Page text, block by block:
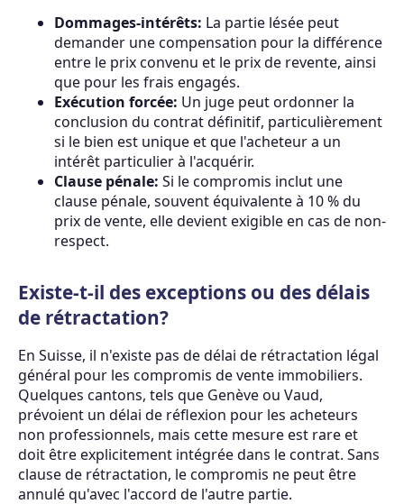
Dommages-intérêts: La partie lésée peut
demander une compensation pour la différence
entre le prix convenu et le prix de revente, ainsi
que pour les frais engagés.
Exécution forcée: Un juge peut ordonner la
conclusion du contrat définitif, particulièrement
si le bien est unique et que l'acheteur a un
intérêt particulier à l'acquérir.
Clause pénale: Si le compromis inclut une
clause pénale, souvent équivalente à 10 % du
prix de vente, elle devient exigible en cas de non-
respect.
Existe-t-il des exceptions ou des délais
de rétractation?
En Suisse, il n'existe pas de délai de rétractation légal
général pour les compromis de vente immobiliers.
Quelques cantons, tels que Genève ou Vaud,
prévoient un délai de réflexion pour les acheteurs
non professionnels, mais cette mesure est rare et
doit être explicitement intégrée dans le contrat. Sans
clause de rétractation, le compromis ne peut être
annulé qu'avec l'accord de l'autre partie.